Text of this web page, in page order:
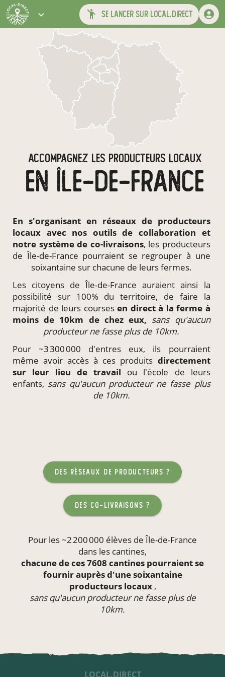
se lancer sur local.direct
ACCOMPAGNEZ LES PRODUCTEURS LOCAUX
EN ÎLE-DE-FRANCE
En s'organisant en réseaux de producteurs
locaux avec nos outils de collaboration et
notre système de co-livraisons, les producteurs
de Île-de-France pourraient se regrouper à une
soixantaine sur chacune de leurs fermes.
Les citoyens de Île-de-France auraient ainsi la
possibilité sur 100% du territoire, de faire la
majorité de leurs coursesen direct à la ferme à
moins de 10km de chez eux, sans qu'aucun
producteur ne fasse plus de 10km.
Pour ~3 300 000 d'entres eux, ils pourraient
même avoir accès à ces produits directement
sur leur lieu de travail ou l'école de leurs
enfants, sans qu'aucun producteur ne fasse plus
de 10km.
des réseaux de producteurs ?
des co-livraisons ?
Pour les ~2 200 000 élèves de Île-de-France
dans les cantines,
chacune de ces 7608 cantines pourraient se
fournir auprès d'une soixantaine
producteurs locaux ,
sans qu'aucun producteur ne fasse plus de
10km.
LOCAL.DIRECT